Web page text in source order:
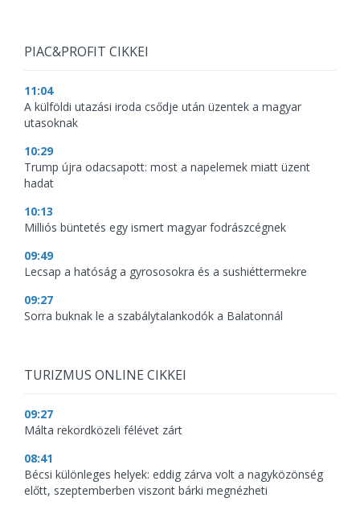
PIAC&PROFIT CIKKEI
11:04
A külföldi utazási iroda csődje után üzentek a magyar
utasoknak
10:29
Trump újra odacsapott: most a napelemek miatt üzent
hadat
10:13
Milliós büntetés egy ismert magyar fodrászcégnek
09:49
Lecsap a hatóság a gyrososokra és a sushiéttermekre
09:27
Sorra buknak le a szabálytalankodók a Balatonnál
TURIZMUS ONLINE CIKKEI
09:27
Málta rekordközeli félévet zárt
08:41
Bécsi különleges helyek: eddig zárva volt a nagyközönség
előtt, szeptemberben viszont bárki megnézheti